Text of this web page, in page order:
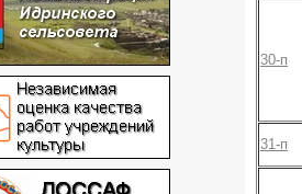
30-п
31-п